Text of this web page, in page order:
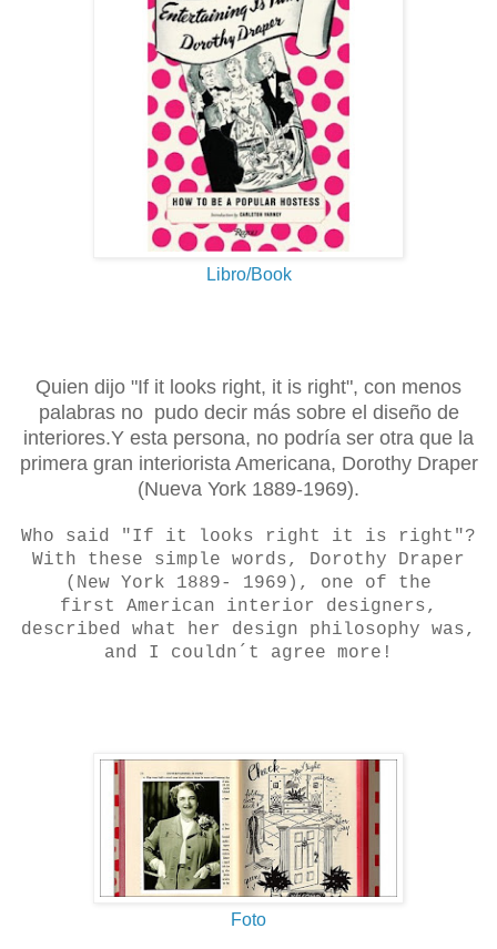
Libro/Book
Quien dijo "If it looks right, it is right", con menos
palabras no pudo decir más sobre el diseño de
interiores.Y esta persona, no podría ser otra que la
primera gran interiorista Americana, Dorothy Draper
(Nueva York 1889-1969).
Who said "If it looks right it is right"?
With these simple words, Dorothy Draper
(New York 1889- 1969), one of the
first American interior designers,
described what her design philosophy was,
and I couldn´t agree more!
Foto